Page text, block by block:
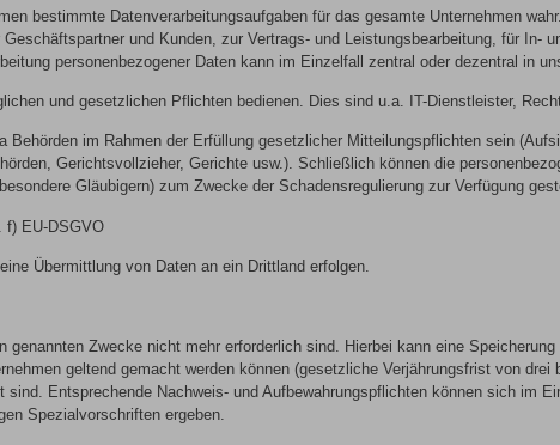
bestimmte Datenverarbeitungsaufgaben für das gesamte Unternehmen
und Kunden, zur Vertrags- und Leistungsbearbeitung, für In-
personenbezogener Daten kann im Einzelfall zentral oder dezentral in
und gesetzlichen Pflichten bedienen. Dies sind u.a. IT-Dienstleister,
Behörden im Rahmen der Erfüllung gesetzlicher Mitteilungspflichten sein
Gerichtsvollzieher, Gerichte usw.). Schließlich können die
Gläubigern) zum Zwecke der Schadensregulierung zur Verfügung
f) EU-DSGVO
Übermittlung von Daten an ein Drittland erfolgen.
Zwecke nicht mehr erforderlich sind. Hierbei kann eine
geltend gemacht werden können (gesetzliche Verjährungsfrist von
Entsprechende Nachweis- und Aufbewahrungspflichten können sich im
Spezialvorschriften ergeben.